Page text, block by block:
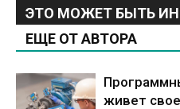
ЭТО МОЖЕТ БЫТЬ
ЕЩЕ ОТ АВТОРА
живет